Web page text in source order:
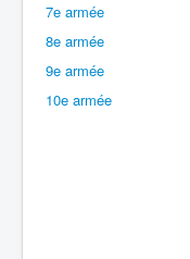
Les As
7e armée
8e armée
9e armée
10e armée